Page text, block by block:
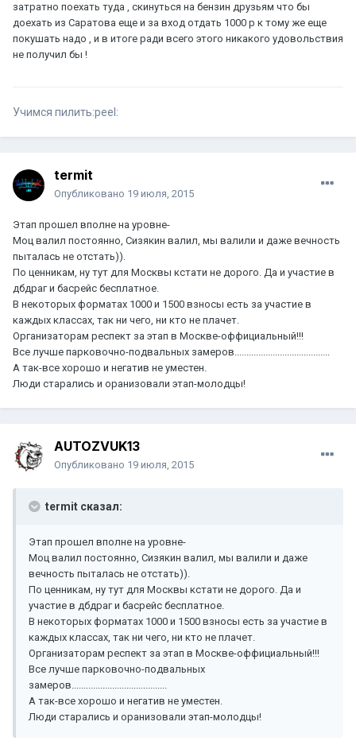
затратно поехать туда , скинуться на бензин друзьям что бы
доехать из Саратова еще и за вход отдать 1000 р к тому же еще
покушать надо , и в итоге ради всего этого никакого удовольствия
не получил бы !
Учимся пилить:peel:
termit
Опубликовано 19 июля, 2015
Этап прошел вполне на уровне-
Моц валил постоянно, Сизякин валил, мы валили и даже вечность
пыталась не отстать)).
По ценникам, ну тут для Москвы кстати не дорого. Да и участие в
дбдраг и басрейс бесплатное.
В некоторых форматах 1000 и 1500 взносы есть за участие в
каждых классах, так ни чего, ни кто не плачет.
Организаторам респект за этап в Москве-оффициальный!!!
Все лучше парковочно-подвальных замеров........................................
А так-все хорошо и негатив не уместен.
Люди старались и оранизовали этап-молодцы!
AUTOZVUK13
Опубликовано 19 июля, 2015
termit сказал:
Этап прошел вполне на уровне-
Моц валил постоянно, Сизякин валил, мы валили и даже
вечность пыталась не отстать)).
По ценникам, ну тут для Москвы кстати не дорого. Да и
участие в дбдраг и басрейс бесплатное.
В некоторых форматах 1000 и 1500 взносы есть за участие в
каждых классах, так ни чего, ни кто не плачет.
Организаторам респект за этап в Москве-оффициальный!!!
Все лучше парковочно-подвальных
замеров........................................
А так-все хорошо и негатив не уместен.
Люди старались и оранизовали этап-молодцы!